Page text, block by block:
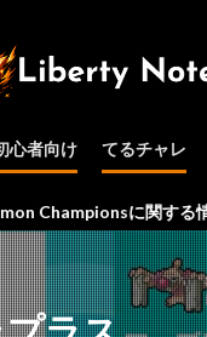
心者向け てるチャレ
に関する情報を更新中で